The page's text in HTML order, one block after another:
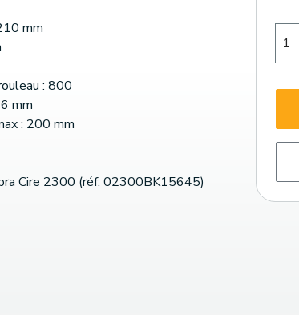
mm
: 800
mm
: 200 mm
Cire 2300 (réf. 02300BK15645)